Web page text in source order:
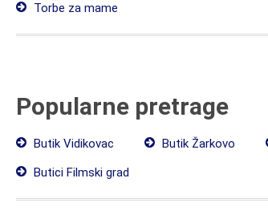
Torbe za mame
Popularne pretrage
Butik Vidikovac Butik Žarkovo
Butici Filmski grad